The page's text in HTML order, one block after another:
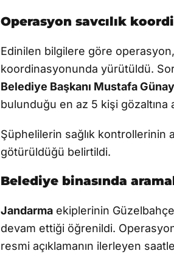
Operasyon savcılık
Edinilen bilgilere göre operasyon,
koordinasyonunda yürütüldü.
Belediye Başkanı Mustafa Günay
bulunduğu en az 5 kişi gözaltına
Şüphelilerin sağlık kontrollerinin
götürüldüğü belirtildi.
Belediye binasında
Jandarma ekiplerinin Güzelbahçe
devam ettiği öğrenildi.
resmi açıklamanın ilerleyen